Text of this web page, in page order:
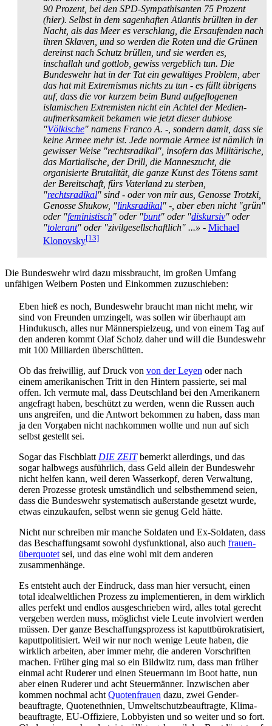
90 Prozent, bei den SPD-Sympathisanten 75 Prozent
(hier). Selbst in dem sagenhaften Atlantis brüllten in der
Nacht, als das Meer es verschlang, die Ersaufenden nach
ihren Sklaven, und so werden die Roten und die Grünen
dereinst nach Schutz brüllen, und sie werden es,
inschallah und gottlob, gewiss vergeblich tun. Die
Bundeswehr hat in der Tat ein gewaltiges Problem, aber
das hat mit Extremismus nichts zu tun - es fällt übrigens
auf, dass die vor kurzem beim Bund aufgeflogenen
islamischen Extremisten nicht ein Achtel der Medien­
aufmerksamkeit bekamen wie jetzt dieser dubiose
"Völkische" namens Franco A. -, sondern damit, dass sie
keine Armee mehr ist. Jede normale Armee ist nämlich in
gewisser Weise "rechtsradikal", insofern das Militärische,
das Martialische, der Drill, die Manneszucht, die
organisierte Brutalität, die ganze Kunst des Tötens samt
der Bereitschaft, fürs Vaterland zu sterben,
"rechtsradikal" sind - oder von mir aus, Genosse Trotzki,
Genosse Shukow, "linksradikal" -, aber eben nicht "grün"
oder "feministisch" oder "bunt" oder "diskursiv" oder
"tolerant" oder "zivil­gesell­schaftlich" ...» - Michael
Klonovsky[13]
Die Bundeswehr wird dazu missbraucht, im großen Umfang
unfähigen Weibern Posten und Einkommen zuzuschieben:
Eben hieß es noch, Bundeswehr braucht man nicht mehr, wir
sind von Freunden umzingelt, was sollen wir überhaupt am
Hindukusch, alles nur Männer­spielzeug, und von einem Tag auf
den anderen kommt Olaf Scholz daher und will die Bundeswehr
mit 100 Milliarden überschütten.
Ob das freiwillig, auf Druck von von der Leyen oder nach
einem amerikanischen Tritt in den Hintern passierte, sei mal
offen. Ich vermute mal, dass Deutschland bei den Amerikanern
angefragt haben, beschützt zu werden, wenn die Russen auch
uns angreifen, und die Antwort bekommen zu haben, dass man
ja den Vorgaben nicht nachkommen wollte und nun auf sich
selbst gestellt sei.
Sogar das Fischblatt DIE ZEITbemerkt allerdings, und das
sogar halbwegs ausführlich, dass Geld allein der Bundeswehr
nicht helfen kann, weil deren Wasserkopf, deren Verwaltung,
deren Prozesse grotesk umständlich und selbsthemmend seien,
dass die Bundeswehr systematisch außerstande gesetzt wurde,
etwas einzukaufen, selbst wenn sie genug Geld hätte.
Nicht nur schreiben mir manche Soldaten und Ex-Soldaten, dass
das Beschaffungsamt sowohl dysfunktional, also auch frauen­
überquotet sei, und das eine wohl mit dem anderen
zusammenhänge.
Es entsteht auch der Eindruck, dass man hier versucht, einen
total idealweltlichen Prozess zu implementieren, in dem wirklich
alles perfekt und endlos ausgeschrieben wird, alles total gerecht
vergeben werden muss, möglichst viele Leute involviert werden
müssen. Der ganze Beschaffungs­prozess ist kaputt­bürokratisiert,
kaputt­politisiert. Weil wir nur noch wenige Leute haben, die
wirklich arbeiten, aber immer mehr, die anderen Vorschriften
machen. Früher ging mal so ein Bildwitz rum, dass man früher
einmal acht Ruderer und einen Steuermann im Boot hatte, nun
aber einen Ruderer und acht Steuermänner. Inzwischen aber
kommen nochmal acht Quotenfrauen dazu, zwei Gender­
beauftragte, Quoten­ethnien, Umweltschutz­beauftragte, Klima­
beauftragte, EU-Offiziere, Lobbyisten und so weiter und so fort.